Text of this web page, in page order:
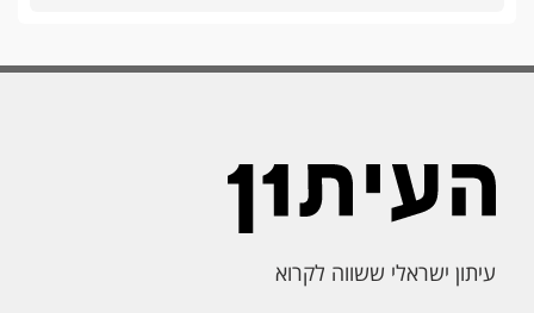
עיתון ישראלי ששווה לקרוא